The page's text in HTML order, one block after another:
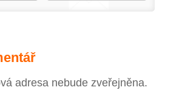
adresa nebude zveřejněna.